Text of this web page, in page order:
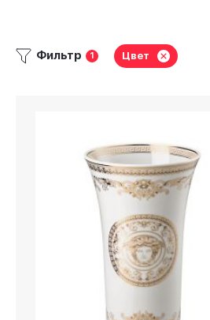
Фильтр 1 Цвет